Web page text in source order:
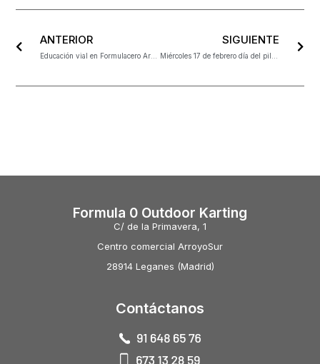
ANTERIOR SIGUIENTE
Formula 0 Outdoor Karting
C/ de la Primavera, 1
Centro comercial ArroyoSur
28914 Leganes (Madrid)
Contáctanos